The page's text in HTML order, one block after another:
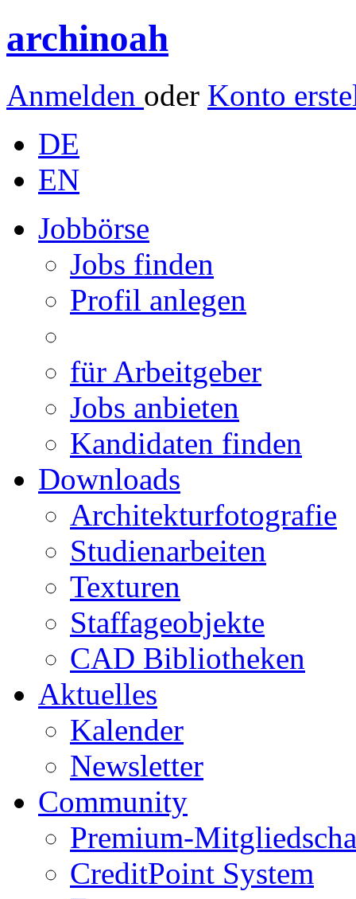
archinoah
Anmelden oder Konto
DE
EN
Jobbörse
Jobs finden
Profil anlegen
für Arbeitgeber
Jobs anbieten
Kandidaten finden
Downloads
Architekturfotografie
Studienarbeiten
Texturen
Staffageobjekte
CAD Bibliotheken
Aktuelles
Kalender
Newsletter
Community
Premium-
CreditPoint System